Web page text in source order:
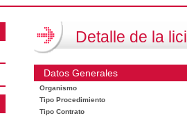
Detalle de la
Datos Generales
Organismo
Tipo Procedimiento
Tipo Contrato